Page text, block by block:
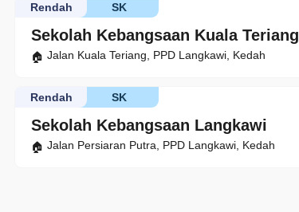
Sekolah Kebangsaan Kuala Teriang
SK
Rendah
Jalan Kuala Teriang, PPD Langkawi, Kedah
Sekolah Kebangsaan Langkawi
SK
Rendah
Jalan Persiaran Putra, PPD Langkawi, Kedah